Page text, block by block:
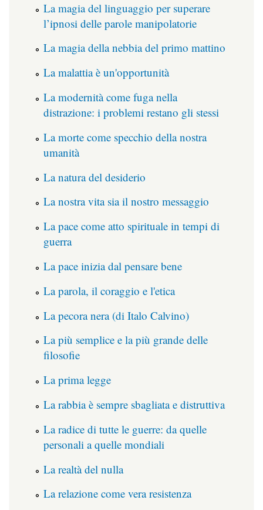
La magia del linguaggio per superare
l’ipnosi delle parole manipolatorie
La magia della nebbia del primo mattino
La malattia è un'opportunità
La modernità come fuga nella
distrazione: i problemi restano gli stessi
La morte come specchio della nostra
umanità
La natura del desiderio
La nostra vita sia il nostro messaggio
La pace come atto spirituale in tempi di
guerra
La pace inizia dal pensare bene
La parola, il coraggio e l'etica
La pecora nera (di Italo Calvino)
La più semplice e la più grande delle
filosofie
La prima legge
La rabbia è sempre sbagliata e distruttiva
La radice di tutte le guerre: da quelle
personali a quelle mondiali
La realtà del nulla
La relazione come vera resistenza